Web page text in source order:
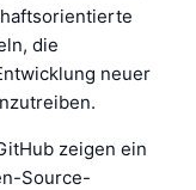
die
neuer
zeigen ein
Source-